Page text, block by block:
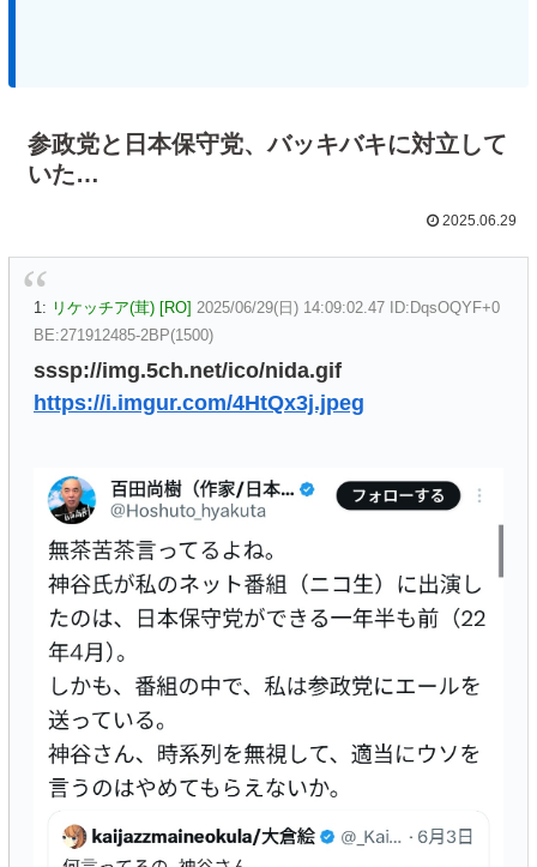
参政党と日本保守党、バッキバキに対立して
いた…
2025.06.29
1: リケッチア(茸) [RO] 2025/06/29(日) 14:09:02.47 ID:DqsOQYF+0
BE:271912485-2BP(1500)
sssp://img.5ch.net/ico/nida.gif
https://i.imgur.com/4HtQx3j.jpeg